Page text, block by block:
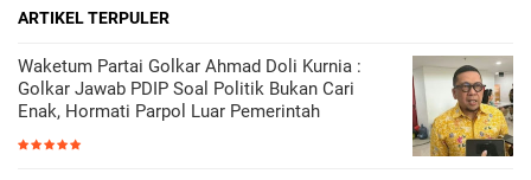
ARTIKEL TERPULER
Waketum Partai Golkar Ahmad Doli Kurnia :
Golkar Jawab PDIP Soal Politik Bukan Cari
Enak, Hormati Parpol Luar Pemerintah